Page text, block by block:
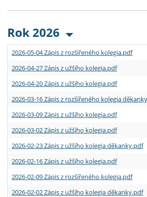
Rok 2026
2026-05-04 Zápis z rozšířeného kolegia.pdf
2026-04-27 Zápis z užšího kolegia.pdf
2026-04-20 Zápis z užšího kolegia.pdf
2026-03-16 Zápis z rozšířeného kolegia
2026-03-09 Zápis z užšího kolegia.pdf
2026-03-02 Zápis z užšího kolegia.pdf
2026-02-23 Zápis z užšího kolegia děkanky.pdf
2026-02-16 Zápis z užšího kolegia.pdf
2026-02-09 Zápis z rozšířeného kolegia.pdf
2026-02-02 Zápis z užšího kolegia děkanky.pdf